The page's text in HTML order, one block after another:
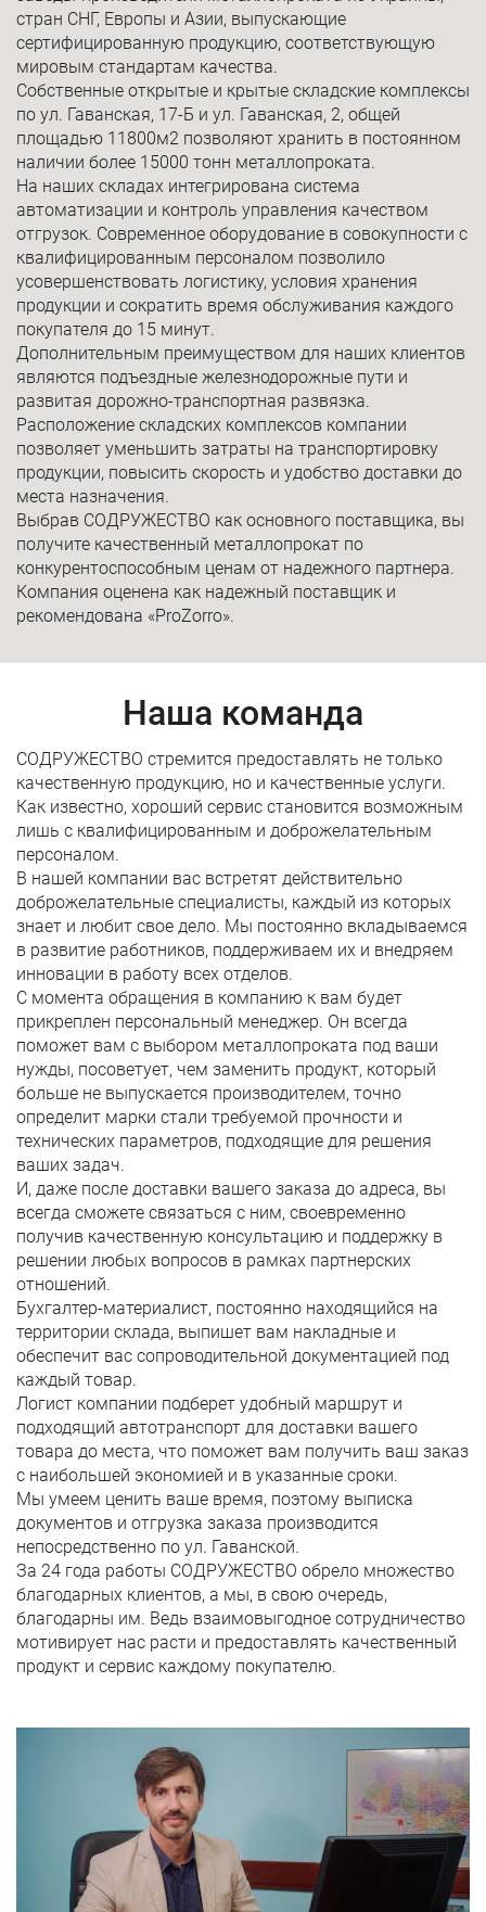
стран СНГ, Европы и Азии, выпускающие
сертифицированную продукцию, соответствующую
мировым стандартам качества.
Собственные открытые и крытые складские комплексы
по ул. Гаванская, 17-Б и ул. Гаванская, 2, общей
площадью 11800м2 позволяют хранить в постоянном
наличии более 15000 тонн металлопроката.
На наших складах интегрирована система
автоматизации и контроль управления качеством
отгрузок. Современное оборудование в совокупности с
квалифицированным персоналом позволило
усовершенствовать логистику, условия хранения
продукции и сократить время обслуживания каждого
покупателя до 15 минут.
Дополнительным преимуществом для наших клиентов
являются подъездные железнодорожные пути и
развитая дорожно-транспортная развязка.
Расположение складских комплексов компании
позволяет уменьшить затраты на транспортировку
продукции, повысить скорость и удобство доставки до
места назначения.
Выбрав СОДРУЖЕСТВО как основного поставщика, вы
получите качественный металлопрокат по
конкурентоспособным ценам от надежного партнера.
Компания оценена как надежный поставщик и
рекомендована «ProZorro».
Наша команда
СОДРУЖЕСТВО стремится предоставлять не только
качественную продукцию, но и качественные услуги.
Как известно, хороший сервис становится возможным
лишь с квалифицированным и доброжелательным
персоналом.
В нашей компании вас встретят действительно
доброжелательные специалисты, каждый из которых
знает и любит свое дело. Мы постоянно вкладываемся
в развитие работников, поддерживаем их и внедряем
инновации в работу всех отделов.
С момента обращения в компанию к вам будет
прикреплен персональный менеджер. Он всегда
поможет вам с выбором металлопроката под ваши
нужды, посоветует, чем заменить продукт, который
больше не выпускается производителем, точно
определит марки стали требуемой прочности и
технических параметров, подходящие для решения
ваших задач.
И, даже после доставки вашего заказа до адреса, вы
всегда сможете связаться с ним, своевременно
получив качественную консультацию и поддержку в
решении любых вопросов в рамках партнерских
отношений.
Бухгалтер-материалист, постоянно находящийся на
территории склада, выпишет вам накладные и
обеспечит вас сопроводительной документацией под
каждый товар.
Логист компании подберет удобный маршрут и
подходящий автотранспорт для доставки вашего
товара до места, что поможет вам получить ваш заказ
с наибольшей экономией и в указанные сроки.
Мы умеем ценить ваше время, поэтому выписка
документов и отгрузка заказа производится
непосредственно по ул. Гаванской.
За 24 года работы СОДРУЖЕСТВО обрело множество
благодарных клиентов, а мы, в свою очередь,
благодарны им. Ведь взаимовыгодное сотрудничество
мотивирует нас расти и предоставлять качественный
продукт и сервис каждому покупателю.